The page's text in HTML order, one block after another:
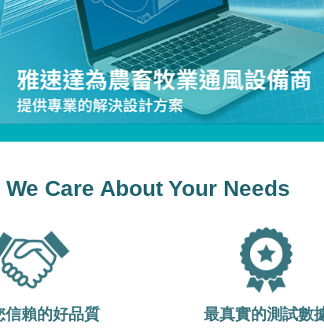
We Care About Your Needs
信賴的好品質 最真實的測試數